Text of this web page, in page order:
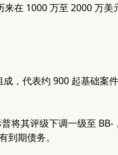
在 1000 万至 2000 万
，代表约 900 起基础案
将其评级下调一级至 BB-
期债务。